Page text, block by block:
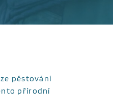
pěstování
přírodní